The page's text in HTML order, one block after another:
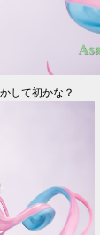
して初かな？